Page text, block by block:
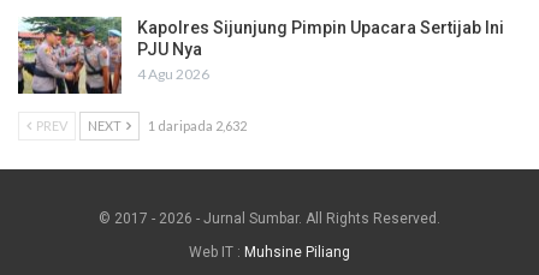
Kapolres Sijunjung Pimpin Upacara Sertijab Ini
PJU Nya
4 Agu 2026
PREV NEXT 1 daripada 2,632
© 2017 - 2026 - Jurnal Sumbar. All Rights Reserved.
Web IT : Muhsine Piliang